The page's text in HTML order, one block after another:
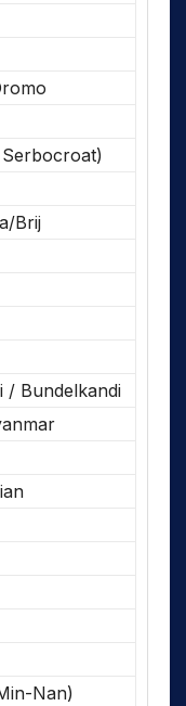
Brij
/ Bundelkandi
Nan)